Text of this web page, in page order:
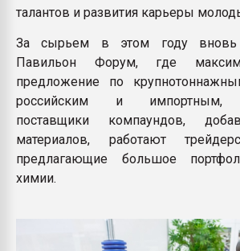
талантов и развития карьеры
За сырьем в этом году
Павильон Форум, где
предложение по
российским и импортным,
поставщики компаундов,
материалов, работают
предлагающие большое
химии.